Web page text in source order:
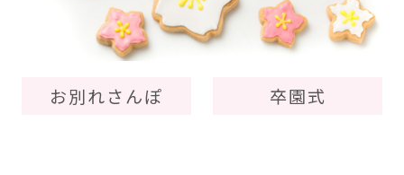
お別れさんぽ 卒園式